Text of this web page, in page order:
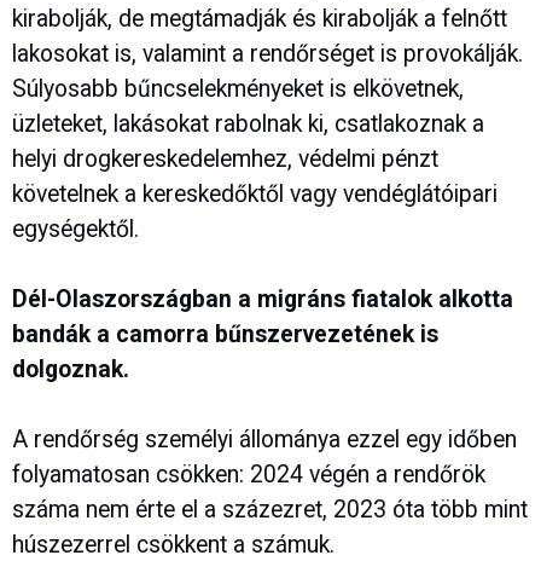
kirabolják, de megtámadják és kirabolják a felnőtt
lakosokat is, valamint a rendőrséget is provokálják.
Súlyosabb bűncselekményeket is elkövetnek,
üzleteket, lakásokat rabolnak ki, csatlakoznak a
helyi drogkereskedelemhez, védelmi pénzt
követelnek a kereskedőktől vagy vendéglátóipari
egységektől.
Dél-Olaszországban a migráns fiatalok alkotta
bandák a camorra bűnszervezetének is
dolgoznak.
A rendőrség személyi állománya ezzel egy időben
folyamatosan csökken: 2024 végén a rendőrök
száma nem érte el a százezret, 2023 óta több mint
húszezerrel csökkent a számuk.